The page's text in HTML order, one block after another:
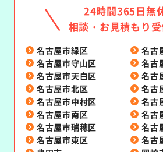
24時間365日無
相談・お見積もり受
名古屋市緑区
名古
名古屋市守山区
名古
名古屋市天白区
名古
名古屋市北区
名古
名古屋市中村区
名古
名古屋市南区
名古
名古屋市瑞穂区
名古
名古屋市東区
名古